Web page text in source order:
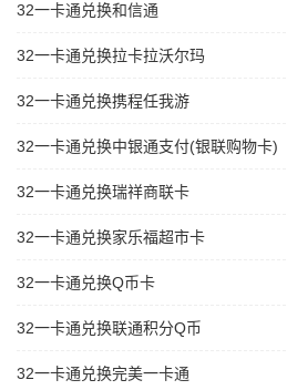
32一卡通兑换和信通
32一卡通兑换拉卡拉沃尔玛
32一卡通兑换携程任我游
32一卡通兑换中银通支付(银联购物卡)
32一卡通兑换瑞祥商联卡
32一卡通兑换家乐福超市卡
32一卡通兑换Q币卡
32一卡通兑换联通积分Q币
32一卡通兑换完美一卡通